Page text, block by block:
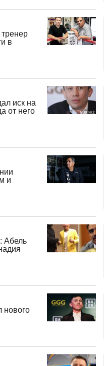
в
иск на
от него
и
Абель
нового